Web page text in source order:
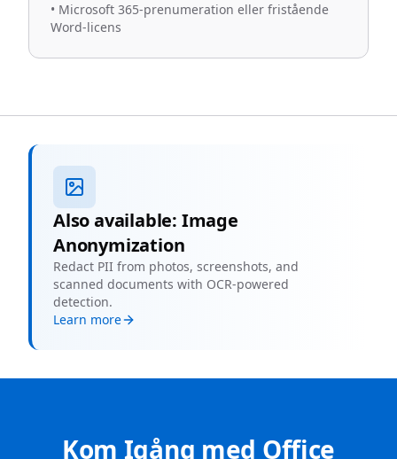
• Microsoft 365-prenumeration eller fristående
Word-licens
Also available: Image
Anonymization
Redact PII from photos, screenshots, and
scanned documents with OCR-powered
detection.
Learn more
Kom Igång med Office